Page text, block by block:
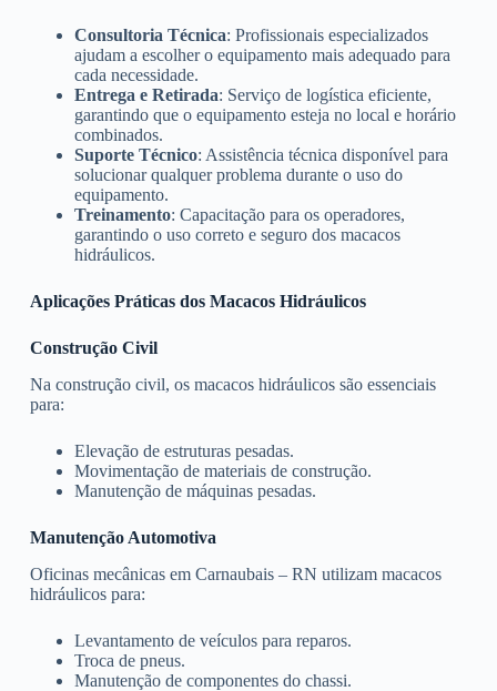
Consultoria Técnica: Profissionais especializados
ajudam a escolher o equipamento mais adequado para
cada necessidade.
Entrega e Retirada: Serviço de logística eficiente,
garantindo que o equipamento esteja no local e horário
combinados.
Suporte Técnico: Assistência técnica disponível para
solucionar qualquer problema durante o uso do
equipamento.
Treinamento: Capacitação para os operadores,
garantindo o uso correto e seguro dos macacos
hidráulicos.
Aplicações Práticas dos Macacos Hidráulicos
Construção Civil
Na construção civil, os macacos hidráulicos são essenciais
para:
Elevação de estruturas pesadas.
Movimentação de materiais de construção.
Manutenção de máquinas pesadas.
Manutenção Automotiva
Oficinas mecânicas em Carnaubais – RN utilizam macacos
hidráulicos para:
Levantamento de veículos para reparos.
Troca de pneus.
Manutenção de componentes do chassi.